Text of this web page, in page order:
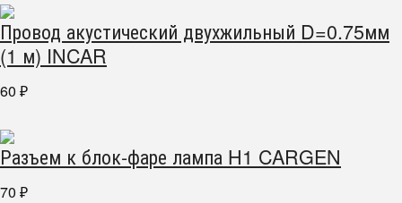
Провод акустический двухжильный D=0.75мм
(1 м) INCAR
60 ₽
Разъем к блок-фаре лампа H1 CARGEN
70 ₽